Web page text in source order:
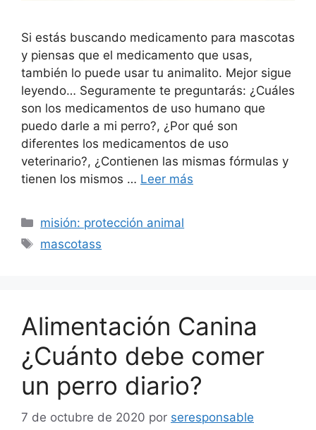
Si estás buscando medicamento para mascotas
y piensas que el medicamento que usas,
también lo puede usar tu animalito. Mejor sigue
leyendo… Seguramente te preguntarás: ¿Cuáles
son los medicamentos de uso humano que
puedo darle a mi perro?, ¿Por qué son
diferentes los medicamentos de uso
veterinario?, ¿Contienen las mismas fórmulas y
tienen los mismos … Leer más
Categorías
misión: protección animal
Etiquetas
mascotass
Alimentación Canina
¿Cuánto debe comer
un perro diario?
7 de octubre de 2020 por seresponsable